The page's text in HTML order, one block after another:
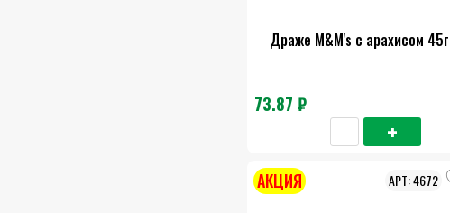
Драже M&M's с арахисом 45г
73.87 ₽
4672
АКЦИЯ